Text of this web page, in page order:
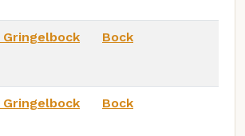
Bock
Bock